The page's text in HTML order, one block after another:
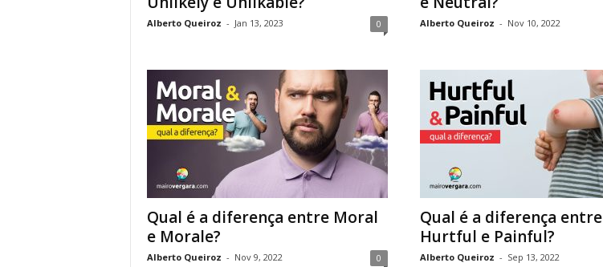
Alberto Queiroz - Jan 13, 2023 0 Alberto Queiroz - Nov 10, 2022
Qual é a diferença entre Moral
e Morale?
Alberto Queiroz - Nov 9, 2022 0
Qual é a diferença entre
Hurtful e Painful?
Alberto Queiroz - Sep 13, 2022